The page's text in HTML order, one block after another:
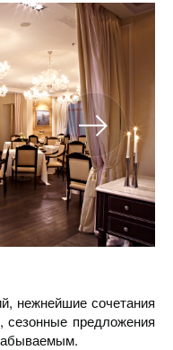
нежнейшие сочетания
сезонные предложения